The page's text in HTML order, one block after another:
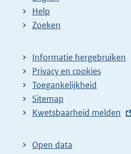
Help
Zoeken
Informatie hergebruiken
Privacy en cookies
Toegankelijkheid
Sitemap
E
t
Kwetsbaarheid melden
Open data